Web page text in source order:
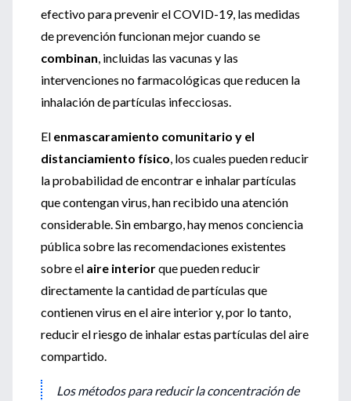
efectivo para prevenir el COVID-19, las medidas
de prevención funcionan mejor cuando se
combinan, incluidas las vacunas y las
intervenciones no farmacológicas que reducen la
inhalación de partículas infecciosas.
El enmascaramiento comunitario y el
distanciamiento físico, los cuales pueden reducir
la probabilidad de encontrar e inhalar partículas
que contengan virus, han recibido una atención
considerable. Sin embargo, hay menos conciencia
pública sobre las recomendaciones existentes
sobre el aire interiorque pueden reducir
directamente la cantidad de partículas que
contienen virus en el aire interior y, por lo tanto,
reducir el riesgo de inhalar estas partículas del aire
compartido.
Los métodos para reducir la concentración de